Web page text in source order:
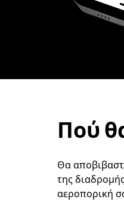
Πού
Θα
της
αεροπορική